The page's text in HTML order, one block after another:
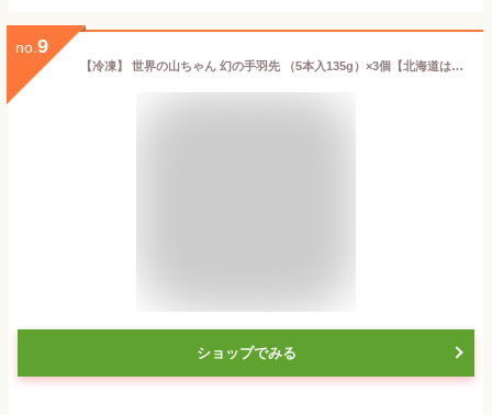
no. 9
【冷凍】 世界の山ちゃん 幻の手羽先 （5本入135g）×3個【北海道は発送不可】 愛知県 エスワイフード まぼろしの手羽先 幻手羽先 手羽先サミット金賞
ショップでみる